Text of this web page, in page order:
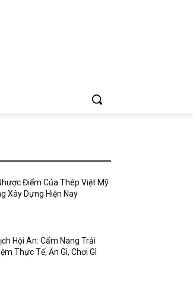
Điểm Của Thép Việt Mỹ
Xây Dựng Hiện Nay
Hội An: Cẩm Nang Trải
Thực Tế, Ăn Gì, Chơi Gì